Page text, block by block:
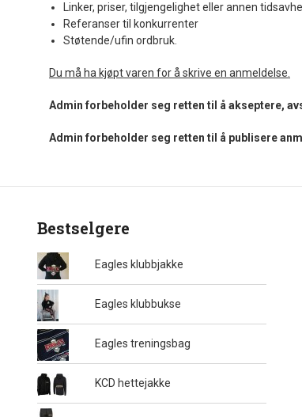
Linker, priser, tilgjengelighet eller annen
Referanser til konkurrenter
Støtende/ufin ordbruk.
Du må ha kjøpt varen for å skrive en anmeldelse.
Admin forbeholder seg retten til å akseptere,
Admin forbeholder seg retten til å publisere
Bestselgere
Eagles klubbjakke
Eagles klubbukse
Eagles treningsbag
KCD hettejakke